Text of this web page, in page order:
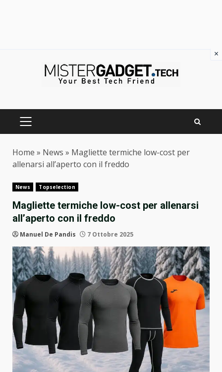
PRIMARY
Home » News » Magliette termiche low-cost per
allenarsi all’aperto con il freddo
News Topselection
Magliette termiche low-cost per allenarsi
all’aperto con il freddo
Manuel De Pandis 7 Ottobre 2025
×